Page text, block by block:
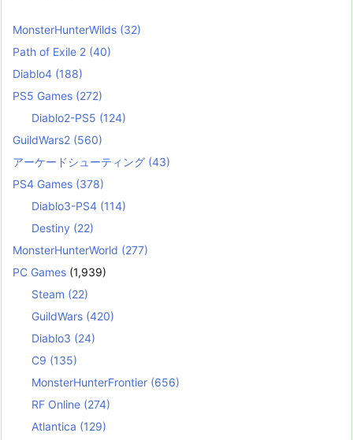
MonsterHunterWilds (32)
Path of Exile 2 (40)
Diablo4 (188)
PS5 Games (272)
Diablo2-PS5 (124)
GuildWars2 (560)
アーケードシューティング (43)
PS4 Games (378)
Diablo3-PS4 (114)
Destiny (22)
MonsterHunterWorld (277)
PC Games (1,939)
Steam (22)
GuildWars (420)
Diablo3 (24)
C9 (135)
MonsterHunterFrontier (656)
RF Online (274)
Atlantica (129)